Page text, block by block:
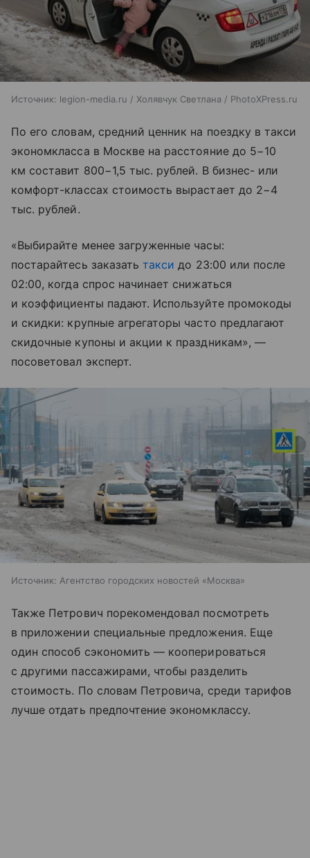
Источник: legion-media.ru / Холявчук Светлана / PhotoXPress.ru
По его словам, средний ценник на поездку в такси
экономкласса в Москве на расстояние до 5−10
км составит 800−1,5 тыс. рублей. В бизнес- или
комфорт-классах стоимость вырастает до 2−4
тыс. рублей.
«Выбирайте менее загруженные часы:
постарайтесь заказатьтакси до 23:00 или после
02:00, когда спрос начинает снижаться
и коэффициенты падают. Используйте промокоды
и скидки: крупные агрегаторы часто предлагают
скидочные купоны и акции к праздникам», —
посоветовал эксперт.
Источник: Агентство городских новостей «Москва»
Также Петрович порекомендовал посмотреть
в приложении специальные предложения. Еще
один способ сэкономить — кооперироваться
с другими пассажирами, чтобы разделить
стоимость. По словам Петровича, среди тарифов
лучше отдать предпочтение экономклассу.